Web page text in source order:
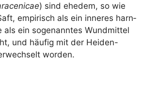
) sind ehe­dem, so wie
empi­risch als ein inne­res harn­
als ein soge­nann­tes Wund­mit­tel
und häu­fig mit der Hei­den-
worden.